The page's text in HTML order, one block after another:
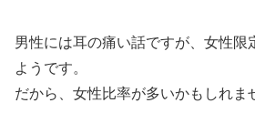
男性には耳の痛い話ですが、女性限
ようです。
だから、女性比率が多いかもしれま